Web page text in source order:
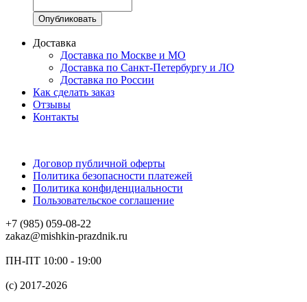
Доставка
Доставка по Москве и МО
Доставка по Санкт-Петербургу и ЛО
Доставка по России
Как сделать заказ
Отзывы
Контакты
Договор публичной оферты
Политика безопасности платежей
Политика конфиденциальности
Пользовательское соглашение
+7 (985) 059-08-22
zakaz@mishkin-prazdnik.ru
ПН-ПТ 10:00 - 19:00
(c) 2017-2026